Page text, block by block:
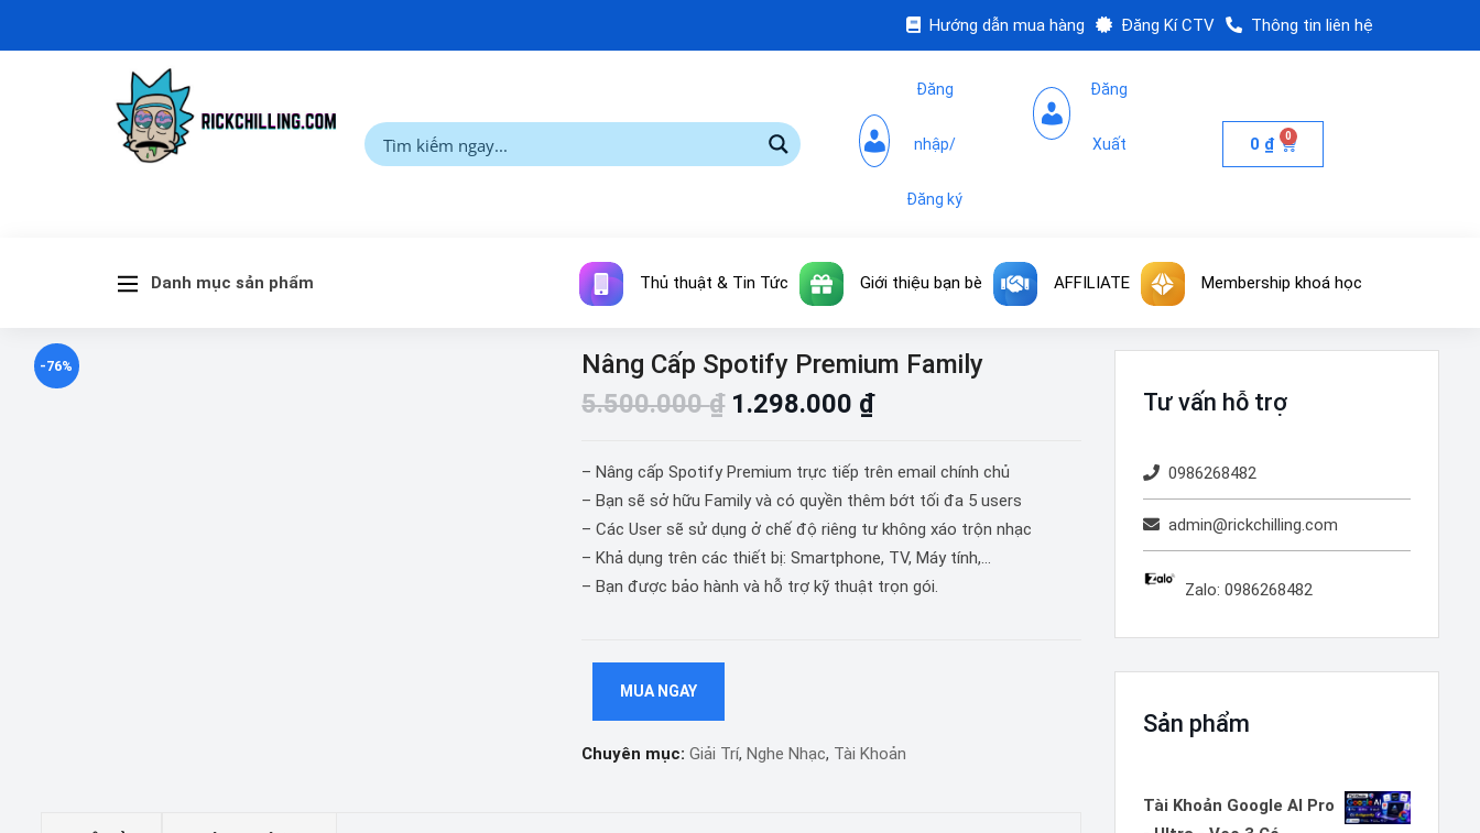
Hướng dẫn mua hàng Đăng Kí CTV Thông tin liên hệ
Đăng
nhập/
Đăng ký
Đăng
Xuất 0 ₫ 0
Danh mục sản phẩm Thủ thuật & Tin Tức Giới thiệu bạn bè AFFILIATE Membership khoá học
-76%
Nâng Cấp Spotify Premium Family
5.500.000₫ 1.298.000 ₫
– Nâng cấp Spotify Premium trực tiếp trên email chính chủ
– Bạn sẽ sở hữu Family và có quyền thêm bớt tối đa 5 users
– Các User sẽ sử dụng ở chế độ riêng tư không xáo trộn nhạc
– Khả dụng trên các thiết bị: Smartphone, TV, Máy tính,…
– Bạn được bảo hành và hỗ trợ kỹ thuật trọn gói.
MUA NGAY
Chuyên mục: Giải Trí,Nghe Nhạc, Tài Khoản
Tư vấn hỗ trợ
0986268482
admin@rickchilling.com
Zalo: 0986268482
Sản phẩm
Tài Khoản Google AI Pro